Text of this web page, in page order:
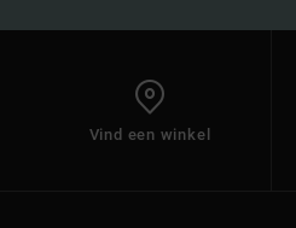
Vind een winkel